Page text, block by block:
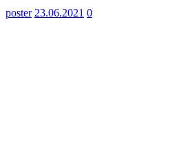
poster 23.06.2021 0